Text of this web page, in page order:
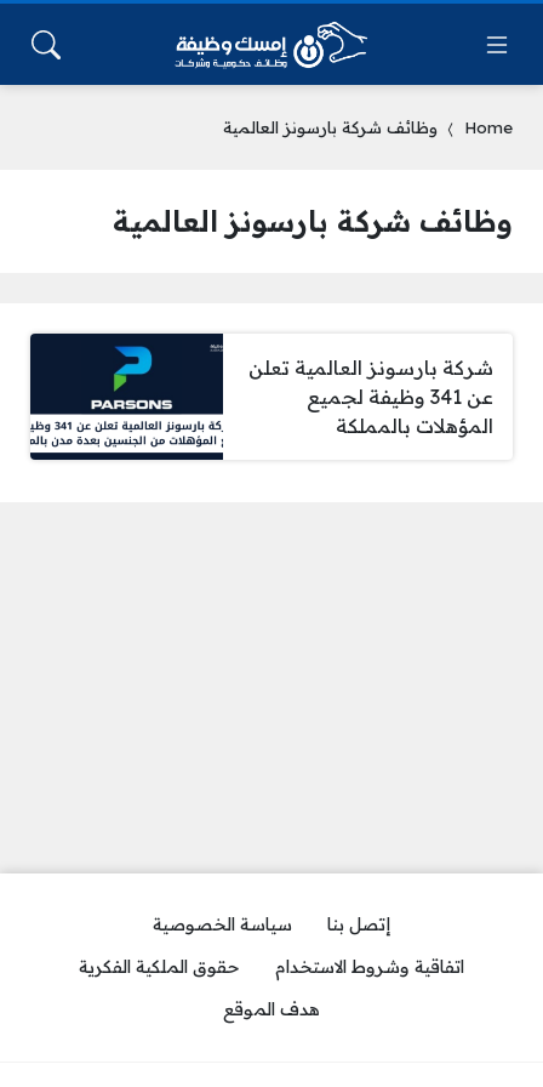
Home وظائف شركة بارسونز العالمية
وظائف شركة بارسونز العالمية
شركة بارسونز العالمية تعلن
عن 341 وظيفة لجميع
المؤهلات بالمملكة
إتصل بنا
سياسة الخصوصية
اتفاقية وشروط الاستخدام
حقوق الملكية الفكرية
هدف الموقع